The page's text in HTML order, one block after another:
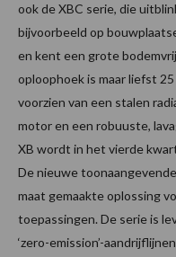
ook de XBC serie, die
bijvoorbeeld op
en kent een grote
oploophoek is maar liefst
voorzien van een stalen
motor en een robuuste,
XB wordt in het vierde
De nieuwe
maat gemaakte oplossing
toepassingen. De serie is
‘zero-emission’-